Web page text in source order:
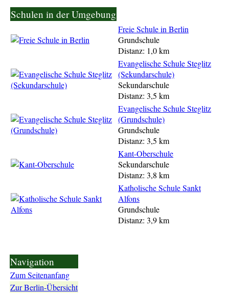
Schulen in der Umgebung
Freie Schule in Berlin
Grundschule
Distanz: 1,0 km
Evangelische Schule Steglitz
(Sekundarschule)
Sekundarschule
Distanz: 3,5 km
Evangelische Schule Steglitz
(Grundschule)
Grundschule
Distanz: 3,5 km
Kant-Oberschule
Sekundarschule
Distanz: 3,8 km
Katholische Schule Sankt
Alfons
Grundschule
Distanz: 3,9 km
Navigation
Zum Seitenanfang
Zur Berlin-Übersicht